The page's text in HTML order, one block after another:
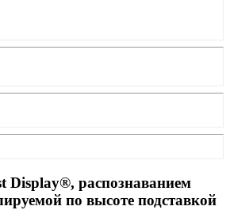
Display®, распознаванием
по высоте подставкой